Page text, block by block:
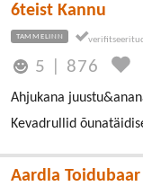
6teist Kannu
TAMMELINN
5 876
Ahjukana
Kevadrullid
Aardla Toidubaar